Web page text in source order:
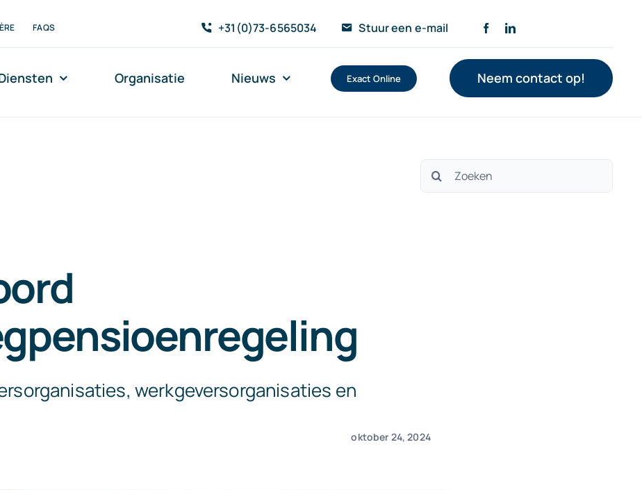
FAQS +31(0)73-6565034 Stuur een e-mail
Organisatie Nieuws Exact Online Neem contact op!
Zoeken
werkgeversorganisaties en
oktober 24, 2024